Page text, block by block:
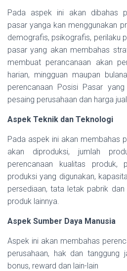
Pada aspek ini akan dibahas
pasar yanga kan menggunakan
demografis, psikografis, perilaku
pasar yang akan membahas
membuat perancanaan akan
harian, mingguan maupan
perencanaan Posisi Pasar
pesaing perusahaan dan harga
Aspek Teknik dan Teknologi
Pada aspek ini akan membahas
akan diproduksi, jumlah
perencanaan kualitas produk,
produksi yang digunakan,
persediaan, tata letak pabrik
produk lainnya.
Aspek Sumber Daya Manusia
Aspek ini akan membahas
perusahaan, hak dan tanggung
bonus, reward dan lain-lain